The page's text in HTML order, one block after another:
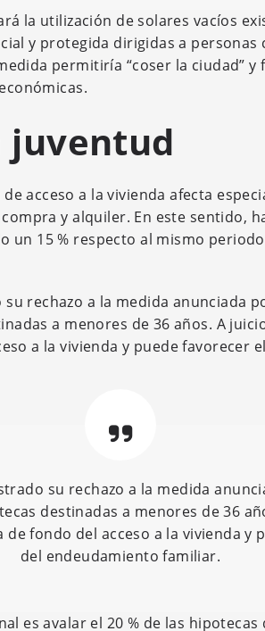
la utilización de solares vacíos
y protegida dirigidas a personas
permitiría “coser la ciudad” y
juventud
acceso a la vivienda afecta
y alquiler. En este sentido,
un 15 % respecto al mismo
rechazo a la medida anunciada
a menores de 36 años. A
a la vivienda y puede favorecer
su rechazo a la medida
destinadas a menores de 36
fondo del acceso a la vivienda y
del endeudamiento familiar.
es avalar el 20 % de las